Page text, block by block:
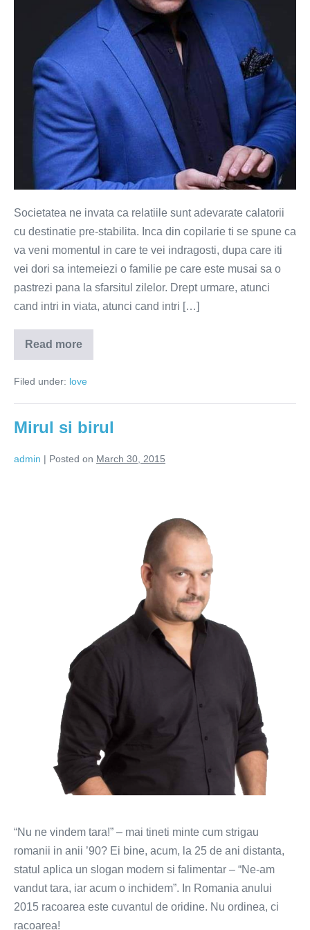
stabilite
Societatea ne invata ca relatiile sunt adevarate calatorii
cu destinatie pre-stabilita. Inca din copilarie ti se spune ca
va veni momentul in care te vei indragosti, dupa care iti
vei dori sa intemeiezi o familie pe care este musai sa o
pastrezi pana la sfarsitul zilelor. Drept urmare, atunci
cand intri in viata, atunci cand intri […]
Read more
Fericirea
inseamna
de
nu
pre-
stabilite
Filed under: love
Mirul si birul
admin | Posted on March 30, 2015
“Nu ne vindem tara!” – mai tineti minte cum strigau
romanii in anii ’90? Ei bine, acum, la 25 de ani distanta,
statul aplica un slogan modern si falimentar – “Ne-am
vandut tara, iar acum o inchidem”. In Romania anului
2015 racoarea este cuvantul de oridine. Nu ordinea, ci
racoarea!